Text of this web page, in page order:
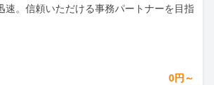
速。信頼いただける事務パートナーを目指
0円～